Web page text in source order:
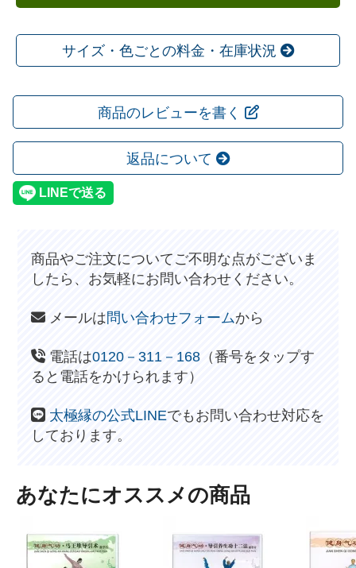
サイズ・色ごとの料金・在庫状況
商品のレビューを書く
返品について
商品やご注文についてご不明な点がございま
したら、お気軽にお問い合わせください。
メールは問い合わせフォームから
電話は0120－311－168 （番号をタップす
ると電話をかけられます）
太極縁の公式LINEでもお問い合わせ対応を
しております。
あなたにオススメの商品